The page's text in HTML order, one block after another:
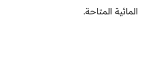
المائية المتاحة.